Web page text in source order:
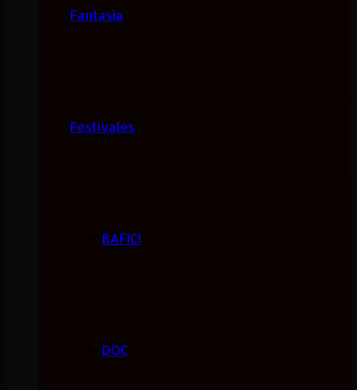
Fantasía
Festivales
BAFICI
DOC